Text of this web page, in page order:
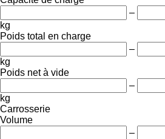
–
kg
Poids total en charge
–
kg
Poids net à vide
–
kg
Carrosserie
Volume
–